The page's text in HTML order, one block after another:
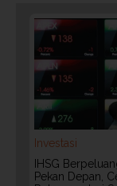
Investasi
IHSG
Pekan Depan,